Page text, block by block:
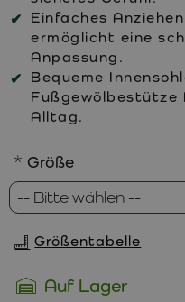
Einfaches
ermöglicht eine
Anpassung.
Bequeme
Fußgewölbestütze
Alltag.
Auf Lager
Größe
Größentabelle